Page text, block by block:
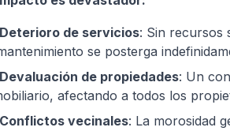
Deterioro de servicios: Sin recursos
se posterga
Devaluación de propiedades: Un
afectando a todos los
Conflictos vecinales: La morosidad